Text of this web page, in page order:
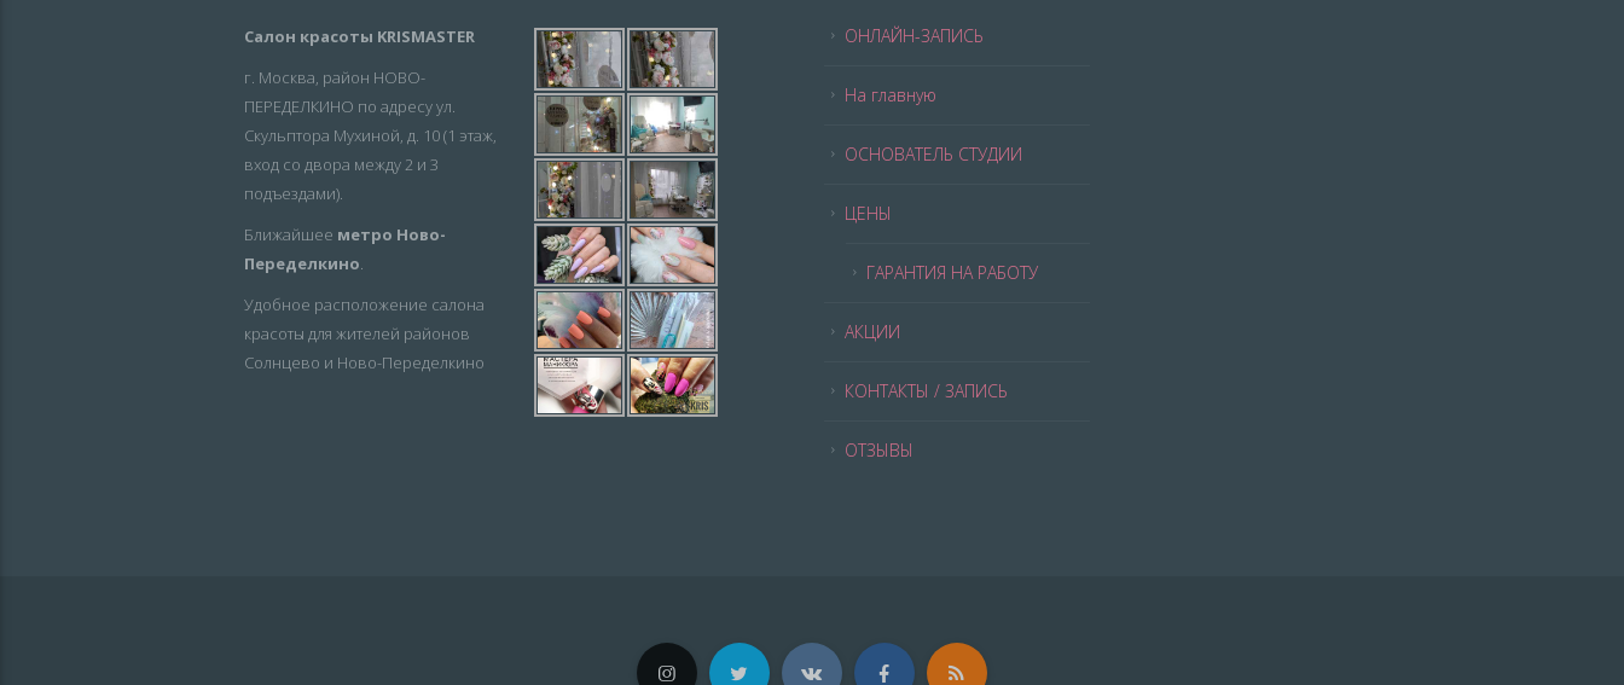
Салон красоты KRISMASTER
г. Москва, район НОВО-
ПЕРЕДЕЛКИНО по адресу ул.
Скульптора Мухиной, д. 10 (1 этаж,
вход со двора между 2 и 3
подъездами).
Ближайшее метро Ново-
Переделкино.
Удобное расположение салона
красоты для жителей районов
Солнцево и Ново-Переделкино
ОНЛАЙН-ЗАПИСЬ
На главную
ОСНОВАТЕЛЬ СТУДИИ
ЦЕНЫ
ГАРАНТИЯ НА РАБОТУ
АКЦИИ
КОНТАКТЫ / ЗАПИСЬ
ОТЗЫВЫ